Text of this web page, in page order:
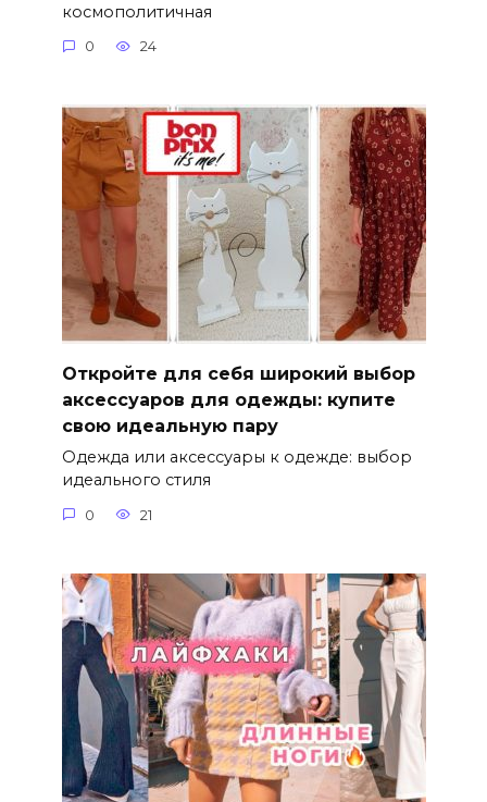
космополитичная
0 24
Откройте для себя широкий выбор
аксессуаров для одежды: купите
свою идеальную пару
Одежда или аксессуары к одежде: выбор
идеального стиля
0 21